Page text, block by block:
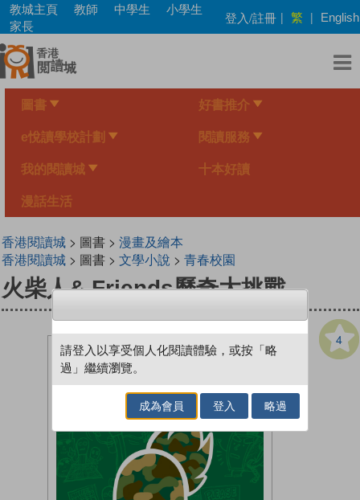
Skip
main
content
教城主頁 教師 中學生
小學生
家長
登入/註冊 | 繁 | English
圖書 好書推介
e悅讀學校計劃 閱讀服務
我的閱讀城 十本好讀
漫話生活
香港閱讀城> 圖書 > 漫畫及繪本
香港閱讀城> 圖書 > 文學小說 > 青春校園
火柴人& Friends歷奇大挑戰
4
請登入以享受個人化閱讀體驗，或按「略
過」繼續瀏覽。
成為會員 登入 略過